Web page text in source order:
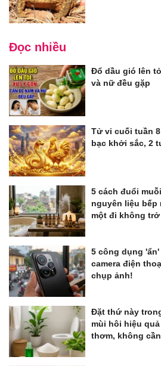
Đọc nhiều
Đổ dầu gió lên
và nữ đều gặp
Tử vi cuối tuần
bạc khởi sắc, 2
5 cách đuổi
nguyên liệu bếp
một đi không trở
5 công dụng
camera điện
chụp ảnh!
Đặt thứ này
mùi hôi hiệu
thơm, không